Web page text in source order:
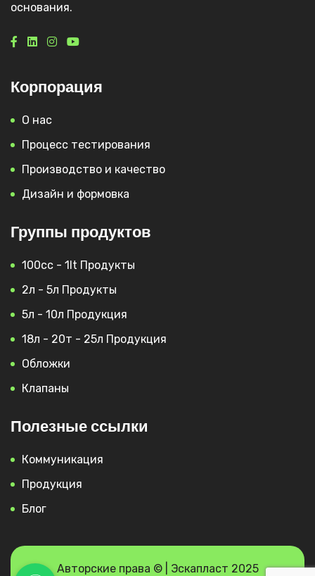
основания.
Корпорация
О нас
Процесс тестирования
Производство и качество
Дизайн и формовка
Группы продуктов
100cc - 1lt Продукты
2л - 5л Продукты
5л - 10л Продукция
18л - 20т - 25л Продукция
Обложки
Клапаны
Полезные ссылки
Коммуникация
Продукция
Блог
Авторские права © | Эскапласт 2025